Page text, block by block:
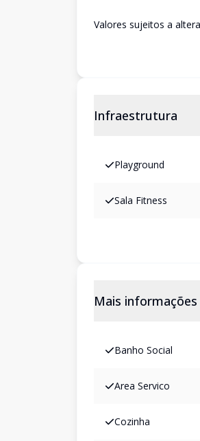
Valores sujeitos a
Infraestrutura
Playground
Sala Fitness
Mais informações
Banho Social
Area Servico
Cozinha